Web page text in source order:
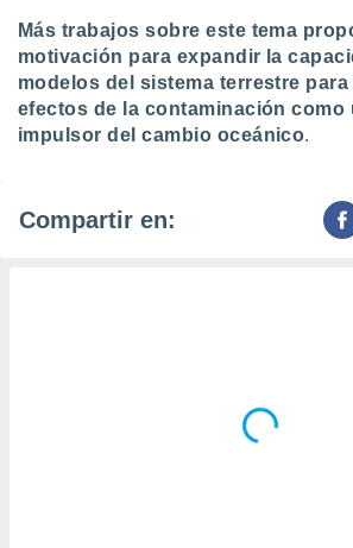
Más trabajos sobre este tema
motivación para expandir la
modelos del sistema terrestre
efectos de la contaminación como
impulsor del cambio oceánico.
Compartir en: